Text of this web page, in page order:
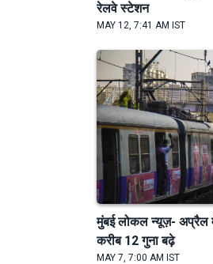
रेलवे स्टेशन
MAY 12, 7:41 AM IST
मुंबई लोकल न्यूज़-
करीब 12 गुना बढ़े
MAY 7, 7:00 AM IST